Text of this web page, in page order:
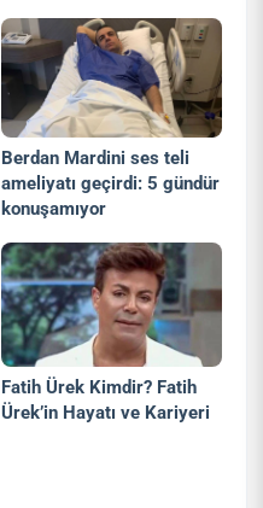
Berdan Mardini ses teli
ameliyatı geçirdi: 5 gündür
konuşamıyor
Fatih Ürek Kimdir? Fatih
Ürek’in Hayatı ve Kariyeri